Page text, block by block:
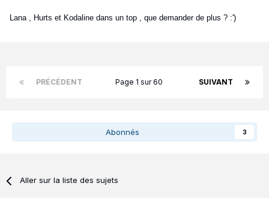
Lana , Hurts et Kodaline dans un top , que demander de plus ? :')
PRÉCÉDENT SUIVANT
Page 1 sur 60
Abonnés 3
Aller sur la liste des sujets